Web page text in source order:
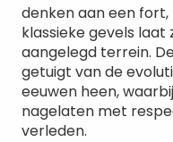
denken aan een
klassieke gevels laat
aangelegd terrein.
getuigt van de
eeuwen heen,
nagelaten met
verleden.